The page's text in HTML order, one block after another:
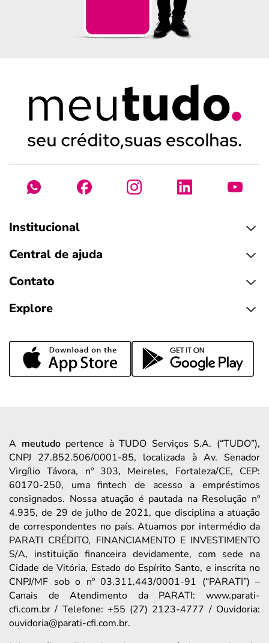
Institucional
Central de ajuda
Contato
Explore
A meutudopertence à TUDO Serviços S.A. (“TUDO”),
CNPJ 27.852.506/0001-85, localizada à Av. Senador
Virgílio Távora, nº 303, Meireles, Fortaleza/CE, CEP:
60170-250, uma fintech de acesso a empréstimos
consignados. Nossa atuação é pautada na Resolução nº
4.935, de 29 de julho de 2021, que disciplina a atuação
de correspondentes no país. Atuamos por intermédio da
PARATI CRÉDITO, FINANCIAMENTO E INVESTIMENTO
S/A, instituição financeira devidamente, com sede na
Cidade de Vitória, Estado do Espírito Santo, e inscrita no
CNPJ/MF sob o nº 03.311.443/0001-91 (“PARATI”) –
Canais de Atendimento da PARATI: www.parati-
cfi.com.br / Telefone: +55 (27) 2123-4777 / Ouvidoria:
ouvidoria@parati-cfi.com.br.